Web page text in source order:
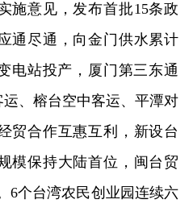
施意见，发布首批15条政
通尽通，向金门供水累计
电站投产，厦门第三东通
、榕台空中客运、平潭对
贸合作互惠互利，新设台
模保持大陆首位，闽台贸
6个台湾农民创业园连续六